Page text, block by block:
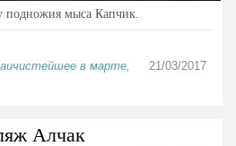
подножия мыса Капчик.
в марте,
21/03/2017
Алчак